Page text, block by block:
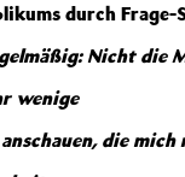
durch Frage-
Nicht die
wenige
die